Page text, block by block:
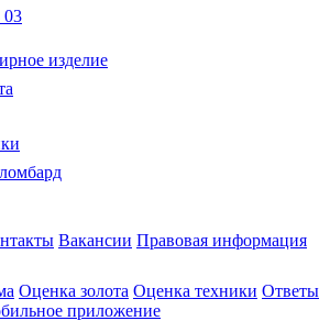
03
изделие
Вакансии Правовая информация
Оценка золота Оценка техники Ответы
приложение